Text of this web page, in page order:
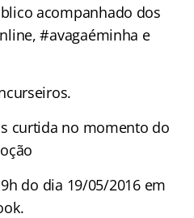
acompanhado dos
#avagaéminha e
curtida no momento do
do dia 19/05/2016 em